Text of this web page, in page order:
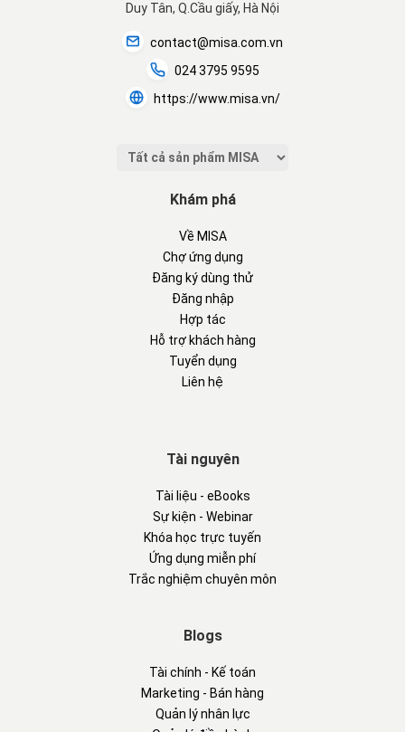
Duy Tân, Q.Cầu giấy, Hà Nội
contact@misa.com.vn
024 3795 9595
https://www.misa.vn/
Khám phá
Về MISA
Chợ ứng dụng
Đăng ký dùng thử
Đăng nhập
Hợp tác
Hỗ trợ khách hàng
Tuyển dụng
Liên hệ
Tài nguyên
Tài liệu - eBooks
Sự kiện - Webinar
Khóa học trực tuyến
Ứng dụng miễn phí
Trắc nghiệm chuyên môn
Blogs
Tài chính - Kế toán
Marketing - Bán hàng
Quản lý nhân lực